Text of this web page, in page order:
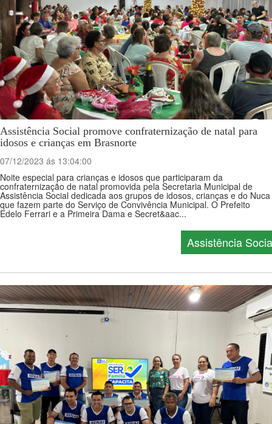
Assistência Social promove confraternização de natal para
idosos e crianças em Brasnorte
07/12/2023 ás 13:04:00
Noite especial para crianças e idosos que participaram da
confraternização de natal promovida pela Secretaria Municipal de
Assistência Social dedicada aos grupos de idosos, crianças e do Nuca
que fazem parte do Serviço de Convivência Municipal. O Prefeito
Edelo Ferrari e a Primeira Dama e Secret&aac...
Assistência